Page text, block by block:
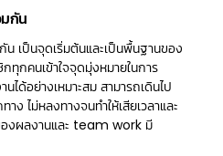
มกัน
น เป็นจุดเริ่มต้นและเป็นพื้นฐานของ
กทุกคนเข้าใจจุดมุ่งหมายในการ
ได้อย่างเหมาะสม สามารถเดินไป
ง ไม่หลงทางจนทำให้เสียเวลาและ
งผลงานและ team work มี